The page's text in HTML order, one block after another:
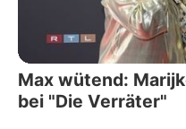
Max wütend:
bei "Die Verräter"